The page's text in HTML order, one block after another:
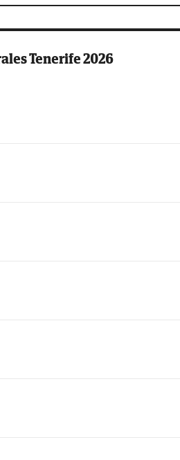
Tenerife 2026